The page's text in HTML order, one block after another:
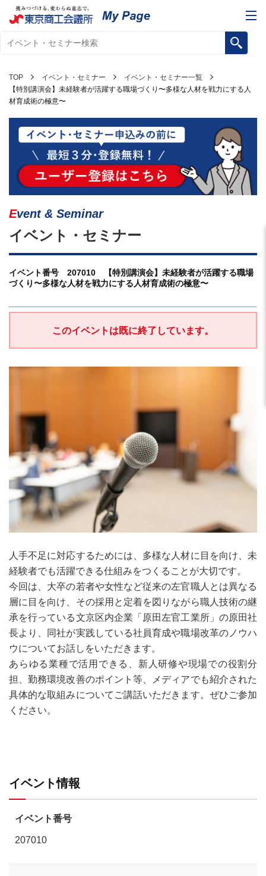
TOP イベント・セミナー
イベント・セミナー一覧
【特別講演会】未経験者が活躍する職場づくり〜多様な人材を戦力にする人
材育成術の極意〜
Event & Seminar
イベント・セミナー
イベント番号 207010 【特別講演会】未経験者が活躍する職場
づくり〜多様な人材を戦力にする人材育成術の極意〜
このイベントは既に終了しています。
人手不足に対応するためには、多様な人材に目を向け、未
経験者でも活躍できる仕組みをつくることが大切です。
今回は、大卒の若者や女性など従来の左官職人とは異なる
層に目を向け、その採用と定着を図りながら職人技術の継
承を行っている文京区内企業「原田左官工業所」の原田社
長より、同社が実践している社員育成や職場改革のノウハ
ウについてお話しをいただきます。
あらゆる業種で活用できる、新人研修や現場での役割分
担、勤務環境改善のポイント等、メディアでも紹介された
具体的な取組みについてご講話いただきます。ぜひご参加
ください。
イベント情報
イベント番号
207010